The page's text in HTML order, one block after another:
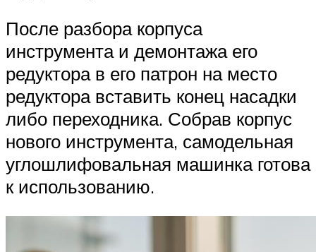
После разбора корпуса
инструмента и демонтажа его
редуктора в его патрон на место
редуктора вставить конец насадки
либо переходника. Собрав корпус
нового инструмента, самодельная
углошлифовальная машинка готова
к использованию.